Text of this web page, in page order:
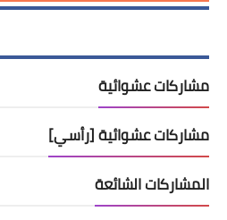
مشاركات عشوائية
مشاركات عشوائية [رأسي]
المشاركات الشائعة